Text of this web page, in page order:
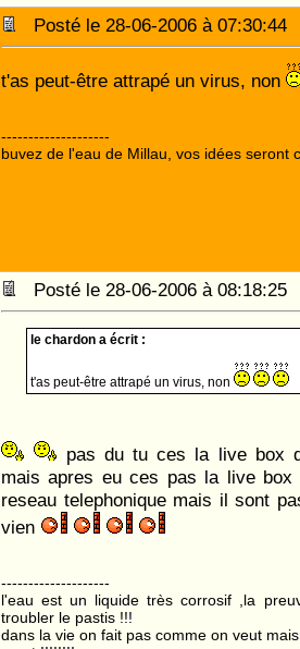
Posté le 28-06-2006 à
t'as peut-être attrapé un virus, non
--------------------
buvez de l'eau de Millau, vos idées seront
Posté le 28-06-2006 à
le chardon a écrit :
t'as peut-être attrapé un virus, non
pas du tu ces la live box
mais apres eu ces pas la live box
reseau telephonique mais il sont
vien
--------------------
l'eau est un liquide très corrosif ,la
troubler le pastis !!!
dans la vie on fait pas comme on veut